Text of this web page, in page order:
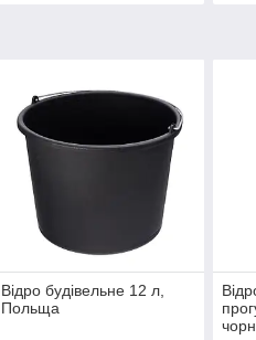
Відро будівельне 12 л,
Польща